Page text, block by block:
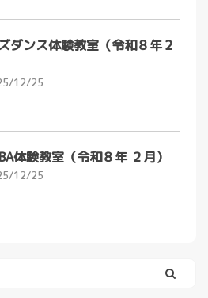
ダンス体験教室（令和８年２
12/25
体験教室（令和８年 ２月）
12/25